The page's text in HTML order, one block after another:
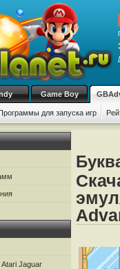
Game Boy
для запуска игр
Atari Jaguar